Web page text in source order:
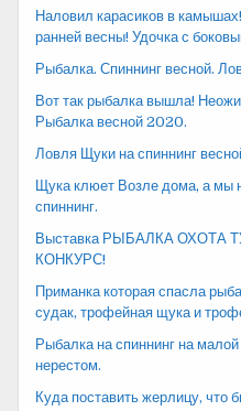
Наловил карасиков в
ранней весны! Удочка с
Рыбалка. Спиннинг весной.
Вот так рыбалка вышла!
Рыбалка весной 2020.
Ловля Щуки на спиннинг
Щука клюет Возле дома, а мы
спиннинг.
Выставка РЫБАЛКА ОХОТА
КОНКУРС!
Приманка которая спасла
судак, трофейная щука и
Рыбалка на спиннинг на
нерестом.
Куда поставить жерлицу,